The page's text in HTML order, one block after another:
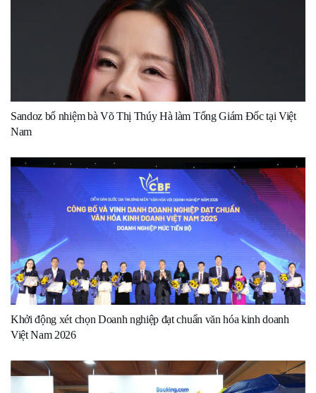
Sandoz bổ nhiệm bà Võ Thị Thúy Hà làm Tổng Giám Đốc tại Việt
Nam
Khởi động xét chọn Doanh nghiệp đạt chuẩn văn hóa kinh doanh
Việt Nam 2026